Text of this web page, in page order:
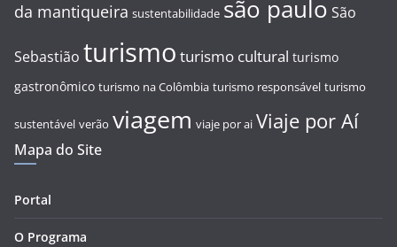
da mantiqueira sustentabilidade são paulo São
Sebastião turismo turismo cultural turismo
gastronômico turismo na Colômbia turismo responsável turismo
sustentável verão viagem viaje por ai Viaje por Aí
Mapa do Site
Portal
O Programa